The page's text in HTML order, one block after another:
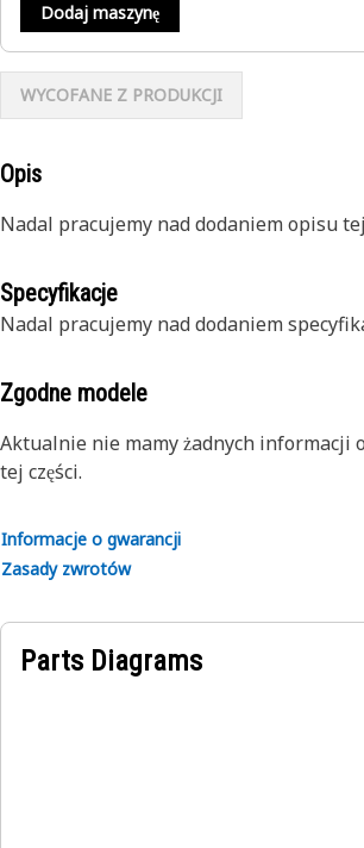
Dodaj maszynę
WYCOFANE Z PRODUKCJI
Opis
Nadal pracujemy nad dodaniem opisu tej
Specyfikacje
Nadal pracujemy nad dodaniem
Zgodne modele
Aktualnie nie mamy żadnych informacji
tej części.
Informacje o gwarancji
Zasady zwrotów
Parts Diagrams